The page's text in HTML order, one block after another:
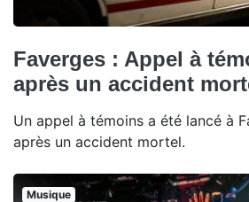
Faverges : Appel à
après un accident
Un appel à témoins a été lancé à
après un accident mortel.
Musique